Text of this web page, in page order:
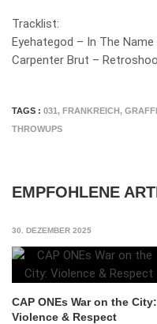
Tracklist:
Eyehategod – In The
Carpenter Brut –
TAGS : 031, FRANKREICH,
THROWUPS
EMPFOHLENE
30. DEZEMBER 2025
CAP ONEs War on the City:
Violence & Respect